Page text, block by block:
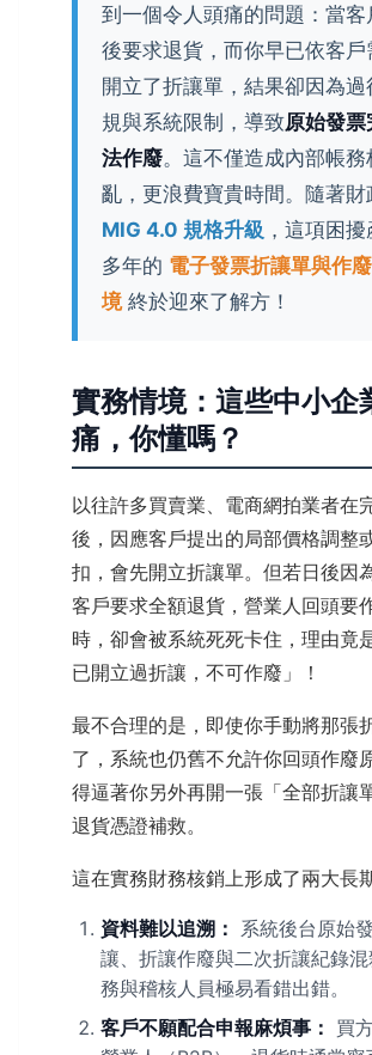
到一個令人頭痛的問題：當客
後要求退貨，而你早已依客戶
開立了折讓單，結果卻因為過
規與系統限制，導致原始發
法作廢。這不僅造成內部帳務
亂，更浪費寶貴時間。隨著財
MIG 4.0 規格升級 ，這項困
多年的 電子發票折讓單與作
境終於迎來了解方！
實務情境：這些中小企
痛，你懂嗎？
以往許多買賣業、電商網拍業者在
後，因應客戶提出的局部價格調整
扣，會先開立折讓單。但若日後因
客戶要求全額退貨，營業人回頭要
時，卻會被系統死死卡住，理由竟
已開立過折讓，不可作廢」！
最不合理的是，即使你手動將那張
了，系統也仍舊不允許你回頭作廢
得逼著你另外再開一張「全部折讓
退貨憑證補救。
這在實務財務核銷上形成了兩大長
資料難以追溯： 系統後台原始
讓、折讓作廢與二次折讓紀錄
務與稽核人員極易看錯出錯。
客戶不願配合申報麻煩事： 買